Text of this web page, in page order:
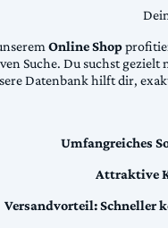
Online Shop
Suche. Du suchst gezielt
Datenbank hilft dir,
Umfangreiches
Attraktive
Versandvorteil:Schneller